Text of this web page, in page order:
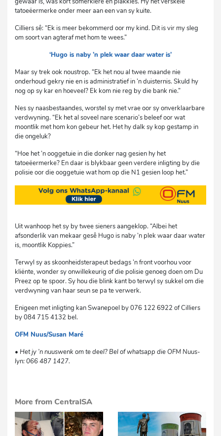
tatoeëermerke onder meer aan een van sy kuite.
Cilliers sê: “Ek is meer bekommerd oor my kind. Dit is vir my sleg
om soort van agteraf met hom te wees.”
‘Hugo is naby ’n plek waar daar water is’
Maar sy trek ook noustrop. “Ek het nou al twee maande nie
onderhoud gekry nie en is administratief in ’n duisternis. Skuld hy
nog op sy kar en hoeveel? Ek kom nie reg by die bank nie.”
Nes sy naasbestaandes, worstel sy met vrae oor sy onverklaarbare
verdwyning. “Ek het al soveel nare scenario’s beleef oor wat
moontlik met hom kon gebeur het. Het hy dalk sy kop gestamp in
die ongeluk?
“Hoe het ’n ooggetuie in die donker nag gesien hy het
tatoeëermerke? En daar is blykbaar geen verdere inligting by die
polisie oor die ooggetuie wat hom op die N1 gesien loop het.”
Uit wanhoop het sy by twee sieners aangeklop. “Albei het
afsonderlik van mekaar gesê Hugo is naby ’n plek waar daar water
is, moontlik Koppies.”
Terwyl sy as skoonheidsterapeut bedags ’n front voorhou voor
kliënte, wonder sy onwillekeurig of die polisie genoeg doen om Du
Preez op te spoor. Sy hou die blink kant bo terwyl sy sukkel om die
verdwyning van haar seun se pa te verwerk.
Enigeen met inligting kan Swanepoel by 076 122 6922 of Cilliers
by 084 715 4132 bel.
OFM Nuus/Susan Maré
• Het jy ’n nuuswenk om te deel? Bel of whatsapp die OFM Nuus-
lyn: 066 487 1427.
More from CentralSA